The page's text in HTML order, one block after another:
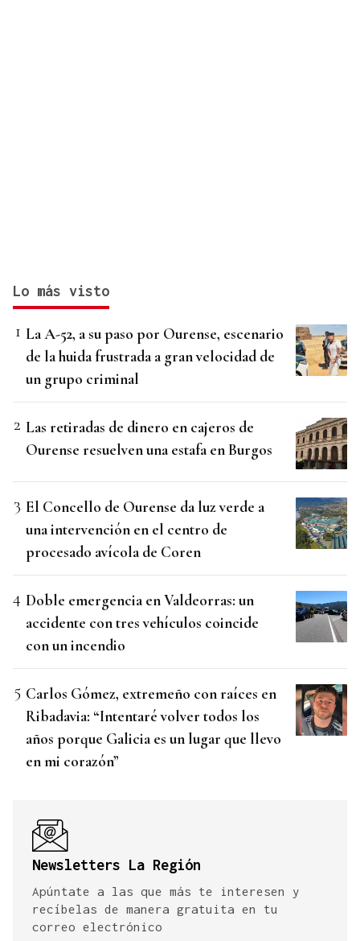
Lo más visto
La A-52, a su paso por Ourense, escenario
de la huida frustrada a gran velocidad de
un grupo criminal
Las retiradas de dinero en cajeros de
Ourense resuelven una estafa en Burgos
El Concello de Ourense da luz verde a
una intervención en el centro de
procesado avícola de Coren
Doble emergencia en Valdeorras: un
accidente con tres vehículos coincide
con un incendio
Carlos Gómez, extremeño con raíces en
Ribadavia: “Intentaré volver todos los
años porque Galicia es un lugar que llevo
en mi corazón”
Newsletters La Región
Apúntate a las que más te interesen y
recíbelas de manera gratuita en tu
correo electrónico